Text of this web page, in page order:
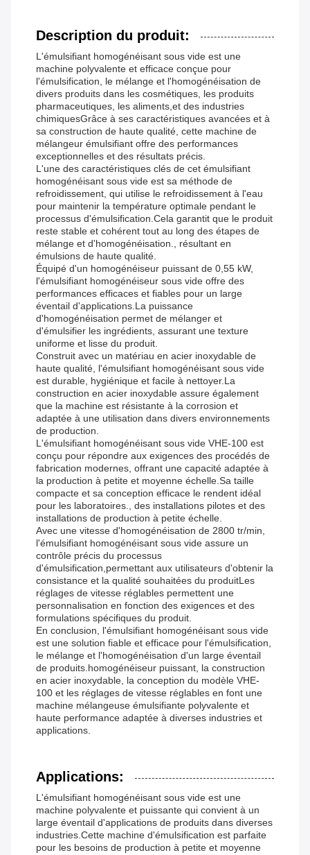
Description du produit:
L'émulsifiant homogénéisant sous vide est une
machine polyvalente et efficace conçue pour
l'émulsification, le mélange et l'homogénéisation de
divers produits dans les cosmétiques, les produits
pharmaceutiques, les aliments,et des industries
chimiquesGrâce à ses caractéristiques avancées et à
sa construction de haute qualité, cette machine de
mélangeur émulsifiant offre des performances
exceptionnelles et des résultats précis.
L'une des caractéristiques clés de cet émulsifiant
homogénéisant sous vide est sa méthode de
refroidissement, qui utilise le refroidissement à l'eau
pour maintenir la température optimale pendant le
processus d'émulsification.Cela garantit que le produit
reste stable et cohérent tout au long des étapes de
mélange et d'homogénéisation., résultant en
émulsions de haute qualité.
Équipé d'un homogénéiseur puissant de 0,55 kW,
l'émulsifiant homogénéiseur sous vide offre des
performances efficaces et fiables pour un large
éventail d'applications.La puissance
d'homogénéisation permet de mélanger et
d'émulsifier les ingrédients, assurant une texture
uniforme et lisse du produit.
Construit avec un matériau en acier inoxydable de
haute qualité, l'émulsifiant homogénéisant sous vide
est durable, hygiénique et facile à nettoyer.La
construction en acier inoxydable assure également
que la machine est résistante à la corrosion et
adaptée à une utilisation dans divers environnements
de production.
L'émulsifiant homogénéisant sous vide VHE-100 est
conçu pour répondre aux exigences des procédés de
fabrication modernes, offrant une capacité adaptée à
la production à petite et moyenne échelle.Sa taille
compacte et sa conception efficace le rendent idéal
pour les laboratoires., des installations pilotes et des
installations de production à petite échelle.
Avec une vitesse d'homogénéisation de 2800 tr/min,
l'émulsifiant homogénéisant sous vide assure un
contrôle précis du processus
d'émulsification,permettant aux utilisateurs d'obtenir la
consistance et la qualité souhaitées du produitLes
réglages de vitesse réglables permettent une
personnalisation en fonction des exigences et des
formulations spécifiques du produit.
En conclusion, l'émulsifiant homogénéisant sous vide
est une solution fiable et efficace pour l'émulsification,
le mélange et l'homogénéisation d'un large éventail
de produits.homogénéiseur puissant, la construction
en acier inoxydable, la conception du modèle VHE-
100 et les réglages de vitesse réglables en font une
machine mélangeuse émulsifiante polyvalente et
haute performance adaptée à diverses industries et
applications.
Applications:
L'émulsifiant homogénéisant sous vide est une
machine polyvalente et puissante qui convient à un
large éventail d'applications de produits dans diverses
industries.Cette machine d'émulsification est parfaite
pour les besoins de production à petite et moyenne